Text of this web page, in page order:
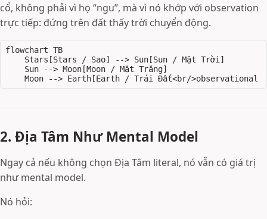
cổ, không phải vì họ “ngu”, mà vì nó khớp với observation
trực tiếp: đứng trên đất thấy trời chuyển động.
flowchart TB
    Stars[Stars / Sao] --> Sun[Sun / Mặt Trời]
    Sun --> Moon[Moon / Mặt Trăng]
2. Địa Tâm Như Mental Model
Ngay cả nếu không chọn Địa Tâm literal, nó vẫn có giá trị
như mental model.
Nó hỏi: